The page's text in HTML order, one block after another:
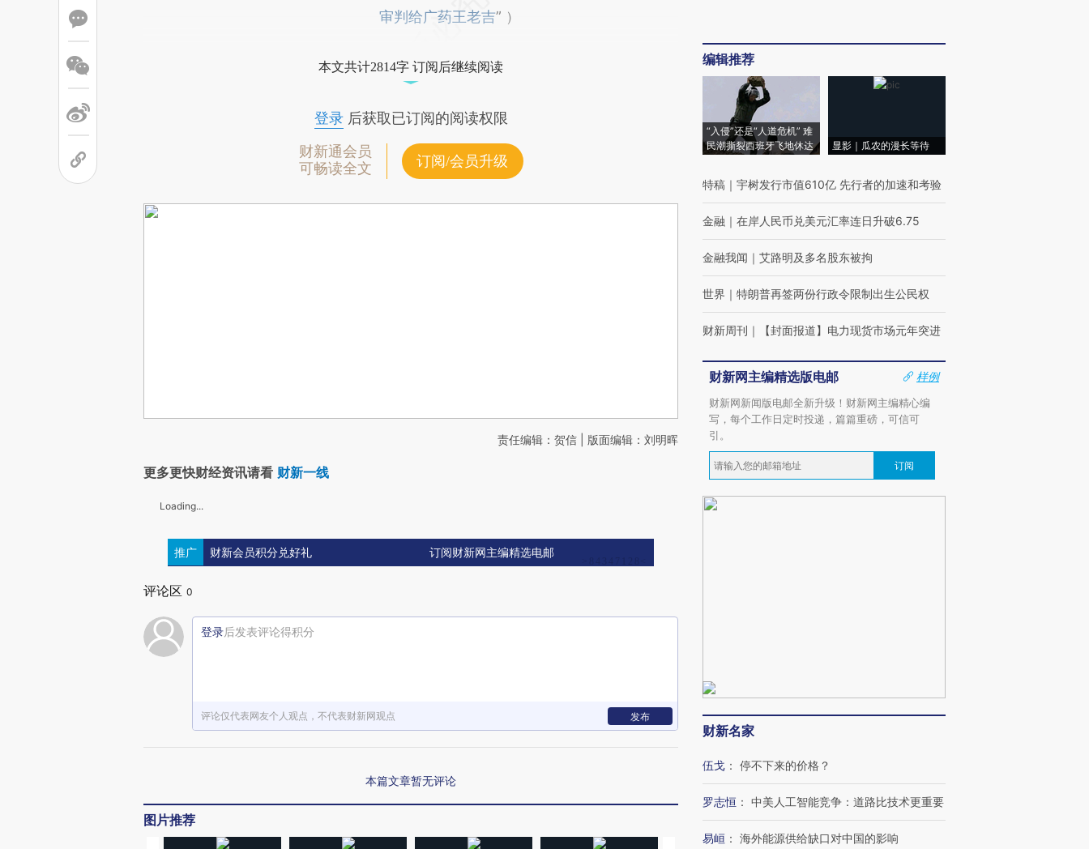
审判给广药王老吉” ）
本文共计2814字 订阅后继续阅读
登录后获取已订阅的阅读权限
财新通会员
可畅读全文
订阅/会员升级
责任编辑：贺信 | 版面编辑：刘明晖
更多更快财经资讯请看 财新一线
Loading...
推广 财新会员积分兑好礼 订阅财新网主编精选电邮
评论区 0
登录后发表评论得积分
评论仅代表网友个人观点，不代表财新网观点 发布
本篇文章暂无评论
图片推荐
编辑推荐
“入侵”还是“人道危机” 难
民潮撕裂西班牙飞地休达
显影｜瓜农的漫长等待
特稿 ｜ 宇树发行市值610亿 先行者的加速和考验
金融 ｜ 在岸人民币兑美元汇率连日升破6.75
金融我闻 ｜ 艾路明及多名股东被拘
世界 ｜ 特朗普再签两份行政令限制出生公民权
财新周刊 ｜ 【封面报道】电力现货市场元年突进
财新网主编精选版电邮
样例
财新网新闻版电邮全新升级！财新网主编精心编
写，每个工作日定时投递，篇篇重磅，可信可
引。
订阅
财新名家
伍戈 ： 停不下来的价格？
罗志恒 ： 中美人工智能竞争：道路比技术更重要
易峘 ： 海外能源供给缺口对中国的影响